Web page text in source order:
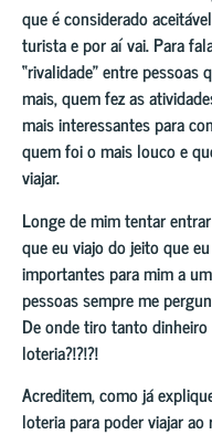
que é considerado
turista e por aí vai. Para
“rivalidade” entre pessoas
mais, quem fez as
mais interessantes para
quem foi o mais louco e
viajar.
Longe de mim tentar
que eu viajo do jeito que
importantes para mim a
pessoas sempre me
De onde tiro tanto
loteria?!?!?!
Acreditem, como já
loteria para poder viajar